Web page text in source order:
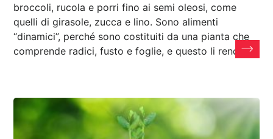
broccoli, rucola e porri fino ai semi oleosi, come
quelli di girasole, zucca e lino. Sono alimenti
“dinamici”, perché sono costituiti da una pianta che
comprende radici, fusto e foglie, e questo li rende